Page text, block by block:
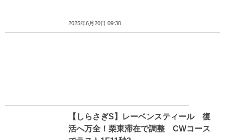
2025年6月20日 09:30
【しらさぎS】レーベンスティール 復
活へ万全！栗東滞在で調整 CWコース